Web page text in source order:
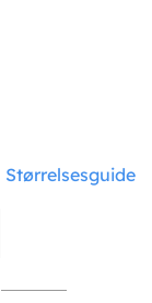
Størrelsesguide